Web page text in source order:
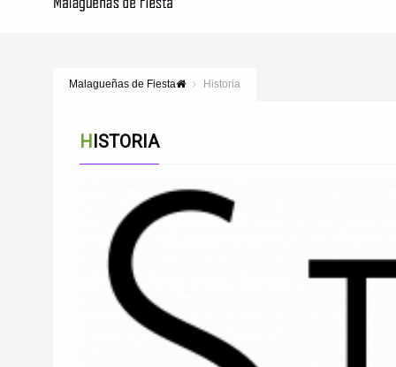
Malagueñas de Fiesta Historia
HISTORIA